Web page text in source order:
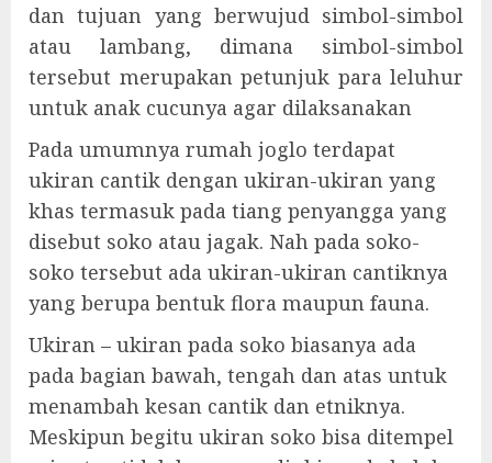
dan tujuan yang berwujud simbol-simbol
atau lambang, dimana simbol-simbol
tersebut merupakan petunjuk para leluhur
untuk anak cucunya agar dilaksanakan
Pada umumnya rumah joglo terdapat
ukiran cantik dengan ukiran-ukiran yang
khas termasuk pada tiang penyangga yang
disebut soko atau jagak. Nah pada soko-
soko tersebut ada ukiran-ukiran cantiknya
yang berupa bentuk flora maupun fauna.
Ukiran – ukiran pada soko biasanya ada
pada bagian bawah, tengah dan atas untuk
menambah kesan cantik dan etniknya.
Meskipun begitu ukiran soko bisa ditempel